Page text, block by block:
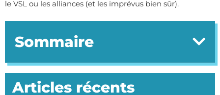
le VSL ou les alliances (et les imprévus bien sûr).
Sommaire
Articles récents